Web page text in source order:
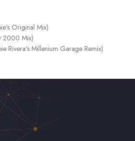
Original Mix)
2000 Mix)
Rivera's Millenium Garage Remix)